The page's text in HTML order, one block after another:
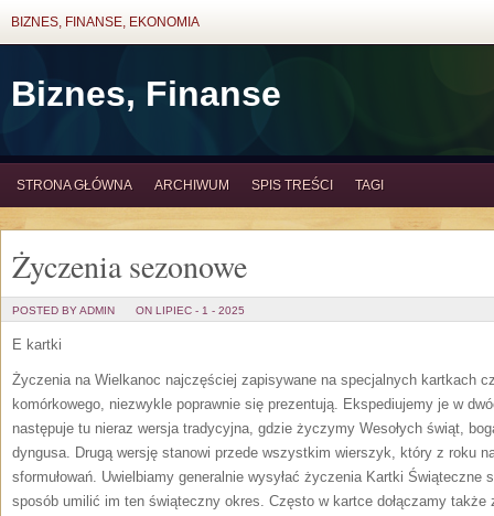
BIZNES, FINANSE, EKONOMIA
Biznes, Finanse
STRONA GŁÓWNA ARCHIWUM SPIS TREŚCI TAGI
Życzenia sezonowe
POSTED BY ADMIN ON LIPIEC - 1 - 2025
E kartki
Życzenia na Wielkanoc najczęściej zapisywane na specjalnych kartkach
komórkowego, niezwykle poprawnie się prezentują. Ekspediujemy je w
następuje tu nieraz wersja tradycyjna, gdzie życzymy Wesołych świąt,
dyngusa. Drugą wersję stanowi przede wszystkim wierszyk, który z roku
sformułowań. Uwielbiamy generalnie wysyłać życzenia Kartki Świąteczne
sposób umilić im ten świąteczny okres. Często w kartce dołączamy